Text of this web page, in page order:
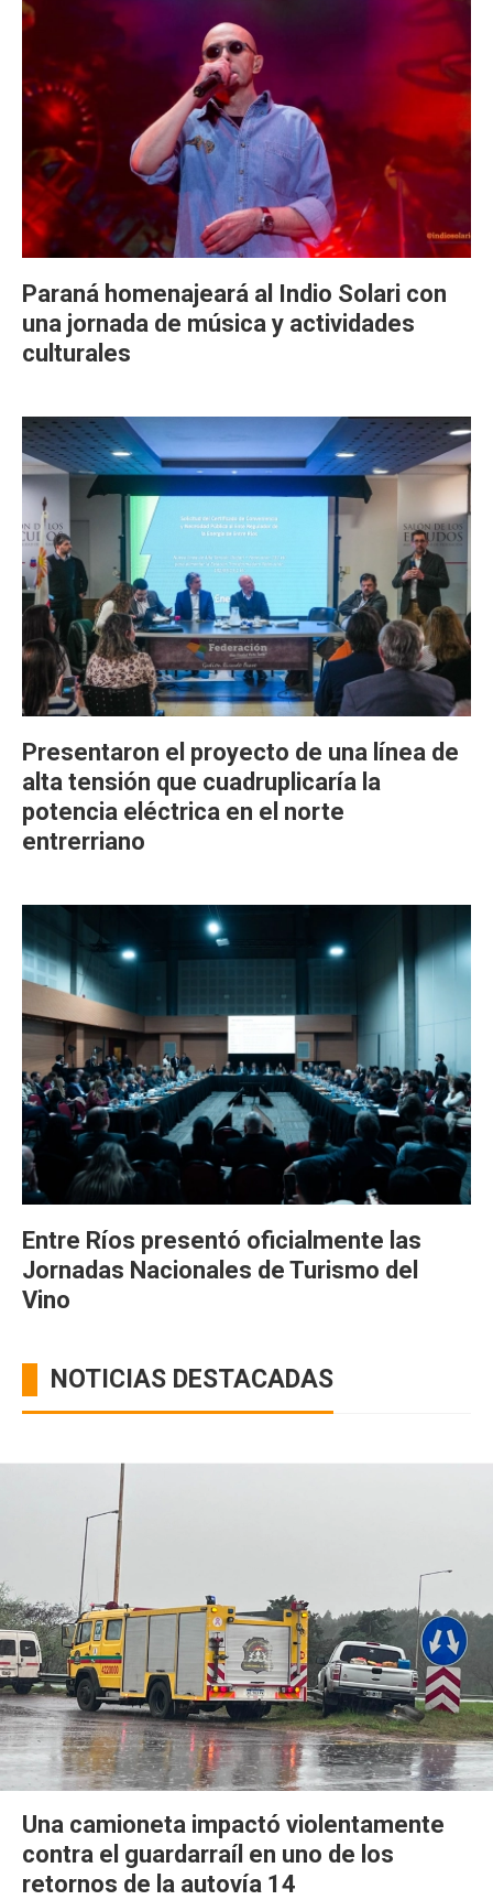
Paraná homenajeará al Indio Solari con
una jornada de música y actividades
culturales
Presentaron el proyecto de una línea de
alta tensión que cuadruplicaría la
potencia eléctrica en el norte
entrerriano
Entre Ríos presentó oficialmente las
Jornadas Nacionales de Turismo del
Vino
NOTICIAS DESTACADAS
Una camioneta impactó violentamente
contra el guardarraíl en uno de los
retornos de la autovía 14